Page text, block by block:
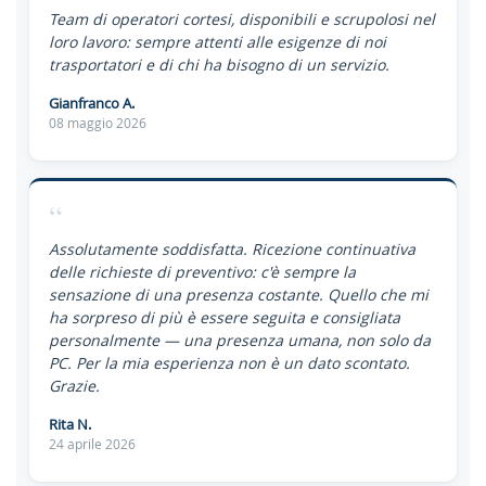
Team di operatori cortesi, disponibili e scrupolosi nel
loro lavoro: sempre attenti alle esigenze di noi
trasportatori e di chi ha bisogno di un servizio.
Gianfranco A.
08 maggio 2026
“
Assolutamente soddisfatta. Ricezione continuativa
delle richieste di preventivo: c'è sempre la
sensazione di una presenza costante. Quello che mi
ha sorpreso di più è essere seguita e consigliata
personalmente — una presenza umana, non solo da
PC. Per la mia esperienza non è un dato scontato.
Grazie.
Rita N.
24 aprile 2026